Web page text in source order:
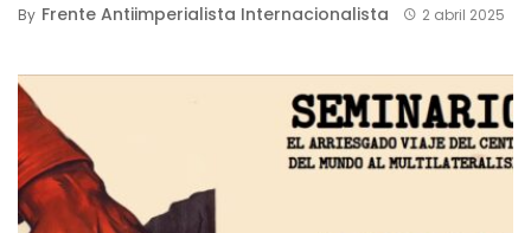
By Frente Antiimperialista Internacionalista 2 abril 2025